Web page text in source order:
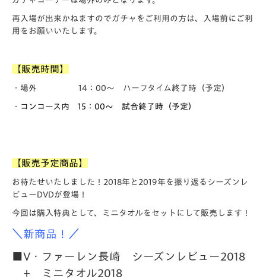
再入場が出来かねますのでガチャをご利用の方は、入場前にご利
用をお願いいたします。
【販売時間】
・場外 14：00～ ハーフタイム終了時（予定）
・コンコース内 15 ：00～ 試合終了時（予定）
【販売予定商品】
お待たせいたしました！2018年と2019年を振り返るシーズンレ
ビューDVDが登場！
今回は購入特典として、ミニタオルをセットにして販売します！
＼新商品！／
■V・ファーレン長崎 シーズンレビュー2018
+ ミニタオル2018